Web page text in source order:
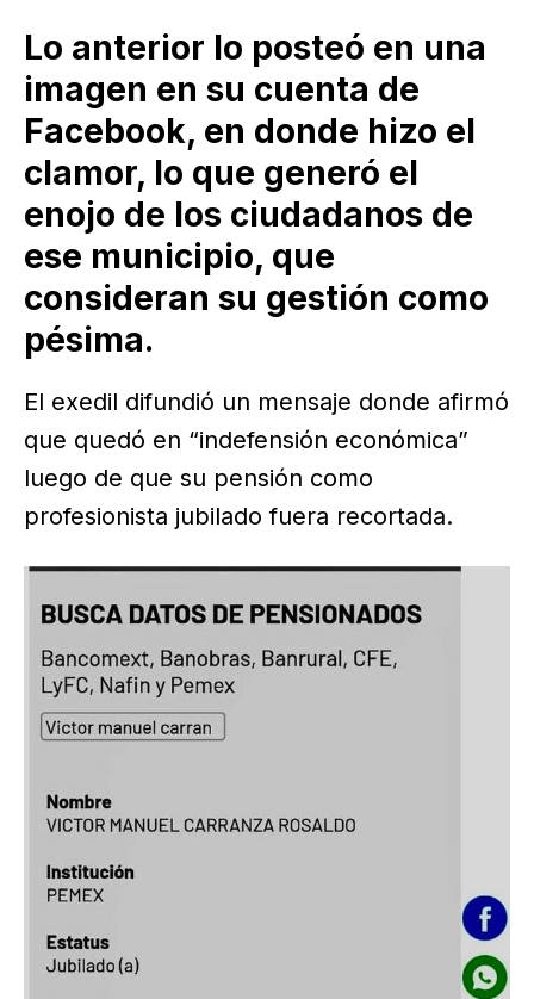
Lo anterior lo posteó en una
imagen en su cuenta de
Facebook, en donde hizo el
clamor, lo que generó el
enojo de los ciudadanos de
ese municipio, que
consideran su gestión como
pésima.
El exedil difundió un mensaje donde afirmó
que quedó en “indefensión económica”
luego de que su pensión como
profesionista jubilado fuera recortada.